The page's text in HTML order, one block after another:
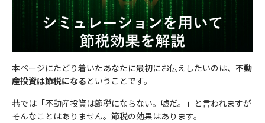
本ページにたどり着いたあなたに最初にお伝えしたいのは、 不動
産投資は節税になるということです。
巷では「不動産投資は節税にならない。嘘だ。」と言われますが
そんなことはありません。節税の効果はあります。
す）を定めます。
個人情報の重要性に鑑み、また、不動産業・保険業に対する社会
の信頼をより向上させるため、お客様の個人情報を適正にお取り
扱い致します。
1）法令等の遵守
当社は、個人情報の保護に関する法律(個人情報保護法)その他の
関連法令および関係官庁のガイドラインなどを遵守します。
個人情報の取扱いに同意する
お住まいの都道府県 必須
電話番号
メールアドレス 必須
お客様の情報
メールアドレス 必須
収益不動産保険型運用の詳細